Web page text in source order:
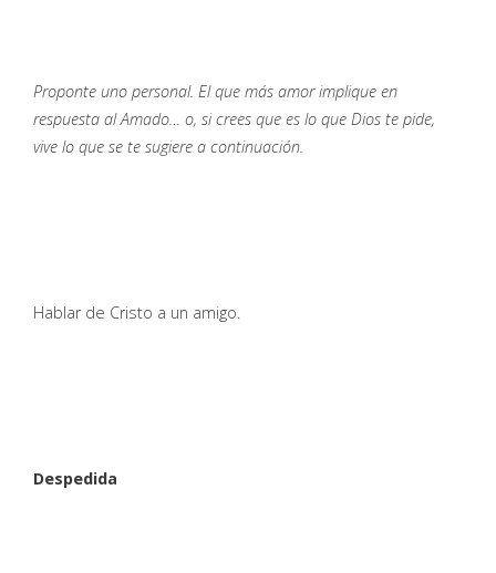
Proponte uno personal. El que más amor implique en
respuesta al Amado… o, si crees que es lo que Dios te pide,
vive lo que se te sugiere a continuación.
Hablar de Cristo a un amigo.
Despedida